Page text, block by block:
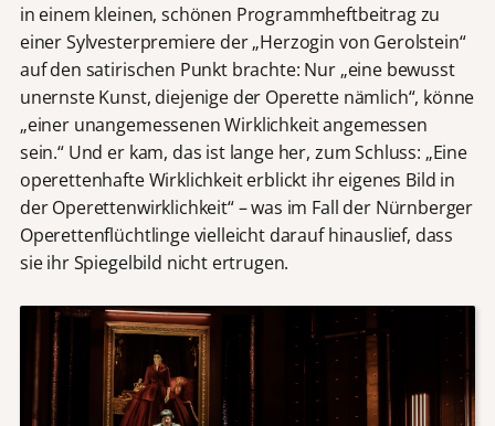
in einem kleinen, schönen Programmheftbeitrag zu
einer Sylvesterpremiere der „Herzogin von Gerolstein“
auf den satirischen Punkt brachte: Nur „eine bewusst
unernste Kunst, diejenige der Operette nämlich“, könne
„einer unangemessenen Wirklichkeit angemessen
sein.“ Und er kam, das ist lange her, zum Schluss: „Eine
operettenhafte Wirklichkeit erblickt ihr eigenes Bild in
der Operettenwirklichkeit“ – was im Fall der Nürnberger
Operettenflüchtlinge vielleicht darauf hinauslief, dass
sie ihr Spiegelbild nicht ertrugen.